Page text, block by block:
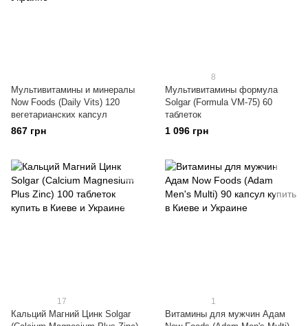
Мультивитамины и минералы
Now Foods (Daily Vits) 120
вегетарианских капсул
867 грн
8
Мультивитамины формула
Solgar (Formula VM-75) 60
таблеток
1 096 грн
17
Кальций Магний Цинк Solgar
1
Витамины для мужчин Адам